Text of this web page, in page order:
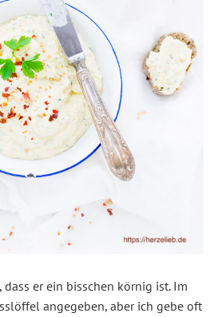
er ein bisschen körnig ist. Im
angegeben, aber ich gebe oft